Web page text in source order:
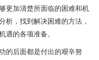
加清楚所面临的困难和机
析，找到解决困难的方法，
遇的各项准备。
后面都是付出的艰辛努